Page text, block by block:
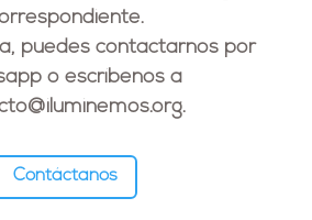
puedes contactarnos por
o escríbenos a
.
Contáctanos